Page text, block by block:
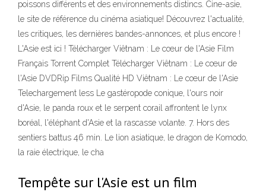
poissons différents et des environnements distincs. Cine-asie,
le site de référence du cinéma asiatique! Découvrez l'actualité,
les critiques, les dernières bandes-annonces, et plus encore !
L'Asie est ici ! Télécharger Viêtnam : Le cœur de l'Asie Film
Français Torrent Complet Télécharger Viêtnam : Le cœur de
l'Asie DVDRip Films Qualité HD Viêtnam : Le cœur de l'Asie
Telechargement less Le gastéropode conique, l'ours noir
d'Asie, le panda roux et le serpent corail affrontent le lynx
boréal, l'éléphant d'Asie et la rascasse volante. 7. Hors des
sentiers battus 46 min. Le lion asiatique, le dragon de Komodo,
la raie électrique, le cha
Tempête sur l'Asie est un film